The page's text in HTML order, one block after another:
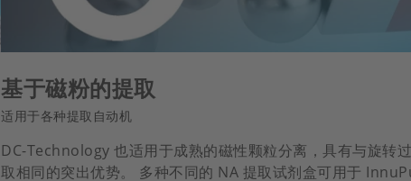
基于磁粉的提取
适用于各种提取自动机
DC-Technology 也适用于成熟的磁性颗粒分离，具有与旋转
取相同的突出优势。 多种不同的 NA 提取试剂盒可用于